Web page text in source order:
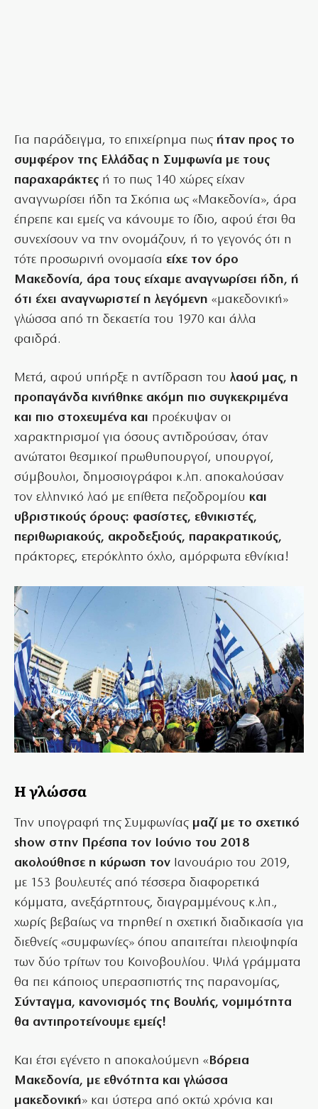
Για παράδειγμα, το επιχείρημα πως ήταν προς το
συμφέρον της Ελλάδας η Συμφωνία με τους
παραχαράκτες ή το πως 140 χώρες είχαν
αναγνωρίσει ήδη τα Σκόπια ως «Μακεδονία», άρα
έπρεπε και εμείς να κάνουμε το ίδιο, αφού έτσι θα
συνεχίσουν να την ονομάζουν, ή το γεγονός ότι η
τότε προσωρινή ονομασία είχε τον όρο
Μακεδονία, άρα τους είχαμε αναγνωρίσει ήδη, ή
ότι έχει αναγνωριστεί η λεγόμενη «μακεδονική»
γλώσσα από τη δεκαετία του 1970 και άλλα
φαιδρά.
Μετά, αφού υπήρξε η αντίδραση του λαού μας, η
προπαγάνδα κινήθηκε ακόμη πιο συγκεκριμένα
και πιο στοχευμένα και προέκυψαν οι
χαρακτηρισμοί για όσους αντιδρούσαν, όταν
ανώτατοι θεσμικοί πρωθυπουργοί, υπουργοί,
σύμβουλοι, δημοσιογράφοι κ.λπ. αποκαλούσαν
τον ελληνικό λαό με επίθετα πεζοδρομίου και
υβριστικούς όρους: φασίστες, εθνικιστές,
περιθωριακούς, ακροδεξιούς, παρακρατικούς,
πράκτορες, ετερόκλητο όχλο, αμόρφωτα εθνίκια!
Η γλώσσα
Την υπογραφή της Συμφωνίαςμαζί με το σχετικό
show στην Πρέσπα τον Ιούνιο του 2018
ακολούθησε η κύρωση τον Ιανουάριο του 2019,
με 153 βουλευτές από τέσσερα διαφορετικά
κόμματα, ανεξάρτητους, διαγραμμένους κ.λπ.,
χωρίς βεβαίως να τηρηθεί η σχετική διαδικασία για
διεθνείς «συμφωνίες» όπου απαιτείται πλειοψηφία
των δύο τρίτων του Κοινοβουλίου. Ψιλά γράμματα
θα πει κάποιος υπερασπιστής της παρανομίας,
Σύνταγμα, κανονισμός της Βουλής, νομιμότητα
θα αντιπροτείνουμε εμείς!
Και έτσι εγένετο η αποκαλούμενη «Βόρεια
Μακεδονία, με εθνότητα και γλώσσα
μακεδονική» και ύστερα από οκτώ χρόνια και